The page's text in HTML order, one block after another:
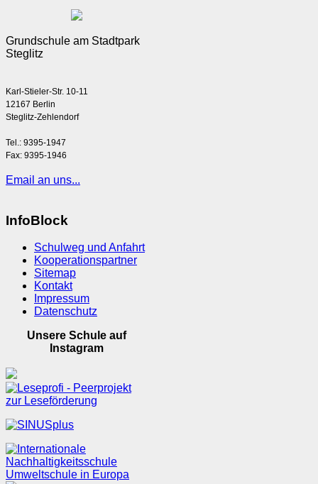
Grundschule am Stadtpark
Steglitz
Karl-Stieler-Str. 10-11
12167 Berlin
Steglitz-Zehlendorf
Tel.: 9395-1947
Fax: 9395-1946
Email an uns...
InfoBlock
Schulweg und Anfahrt
Kooperationspartner
Sitemap
Kontakt
Impressum
Datenschutz
Unsere Schule auf
Instagram